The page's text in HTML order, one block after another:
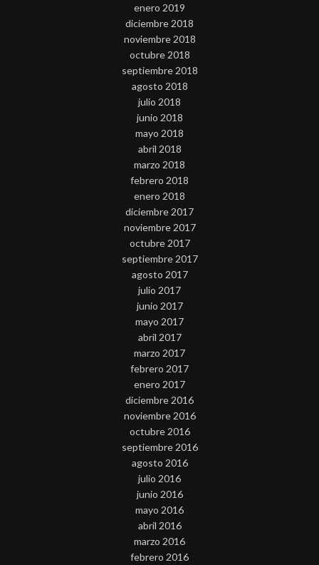
enero 2019
diciembre 2018
noviembre 2018
octubre 2018
septiembre 2018
agosto 2018
julio 2018
junio 2018
mayo 2018
abril 2018
marzo 2018
febrero 2018
enero 2018
diciembre 2017
noviembre 2017
octubre 2017
septiembre 2017
agosto 2017
julio 2017
junio 2017
mayo 2017
abril 2017
marzo 2017
febrero 2017
enero 2017
diciembre 2016
noviembre 2016
octubre 2016
septiembre 2016
agosto 2016
julio 2016
junio 2016
mayo 2016
abril 2016
marzo 2016
febrero 2016